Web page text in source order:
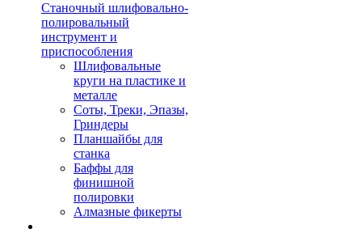
Станочный шлифовально-
полировальный
инструмент и
приспособления
Шлифовальные
круги на пластике и
металле
Соты, Треки, Эпазы,
Гриндеры
Планшайбы для
станка
Баффы для
финишной
полировки
Алмазные фикерты